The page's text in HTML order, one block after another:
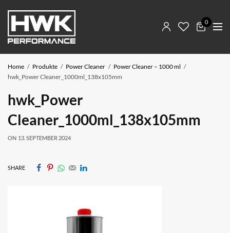
0
Home Produkte Power Cleaner
Power Cleaner – 1000 ml
hwk_Power Cleaner_1000ml_138x105mm
hwk_Power
Cleaner_1000ml_138x105mm
ON 13. SEPTEMBER 2024
SHARE